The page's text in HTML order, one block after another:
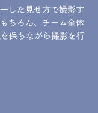
した見せ方で撮影す
ちろん、チーム全体
保ちながら撮影を行